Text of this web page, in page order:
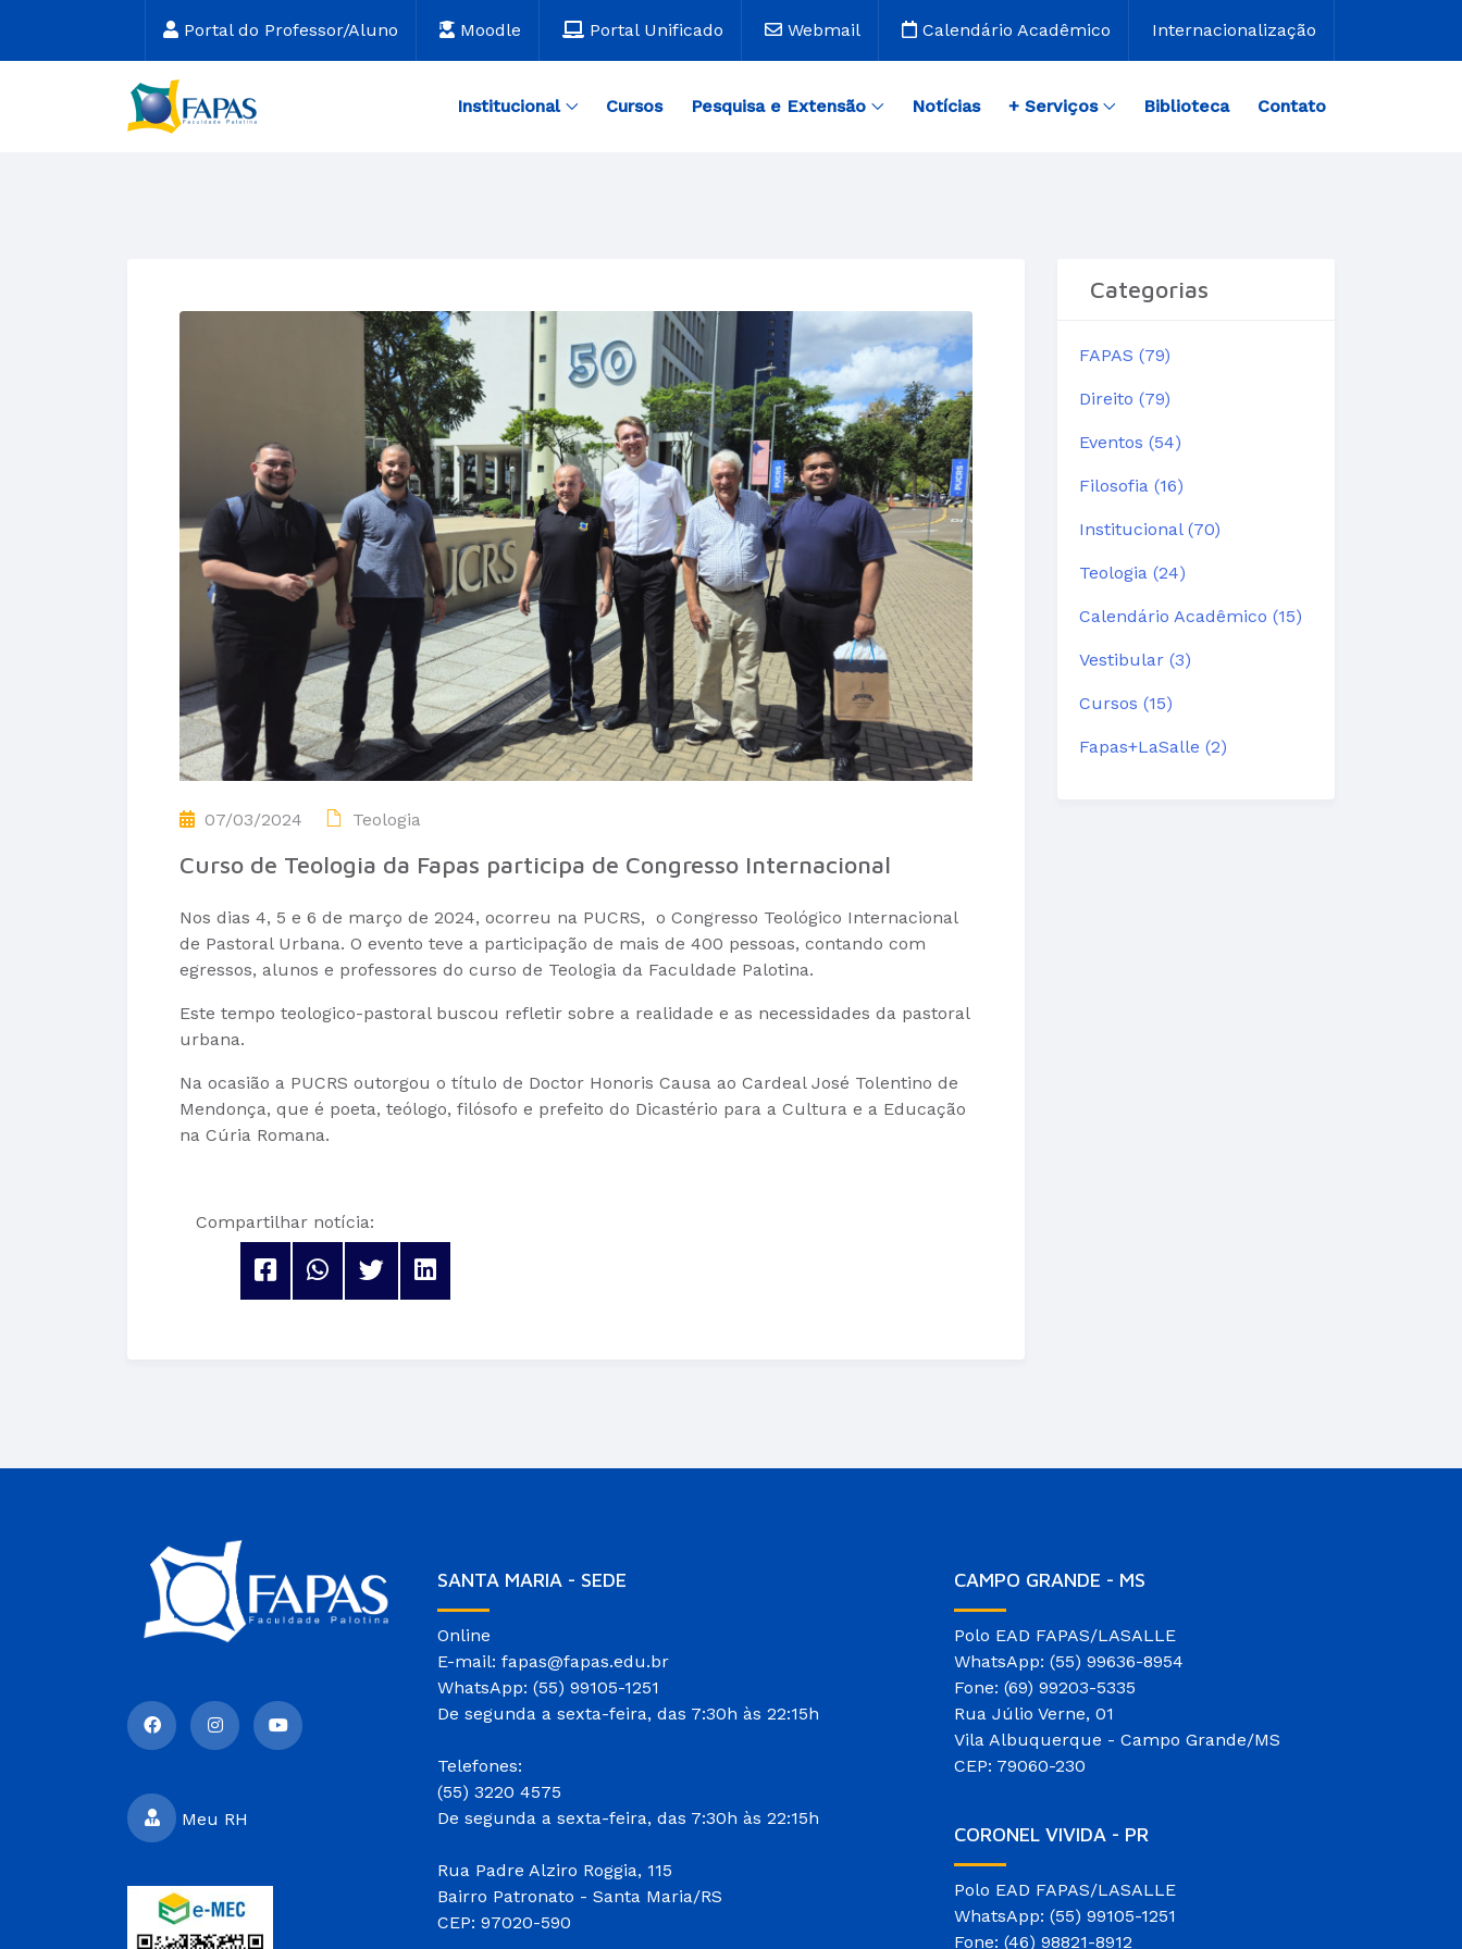
Portal do Professor/Aluno Moodle Portal Unificado Webmail Calendário Acadêmico Internacionalização
Institucional Cursos Pesquisa e Extensão Notícias + Serviços Biblioteca Contato
07/03/2024 Teologia
Curso de Teologia da Fapas participa de Congresso Internacional
Nos dias 4, 5 e 6 de março de 2024, ocorreu na PUCRS, o Congresso Teológico Internacional
de Pastoral Urbana. O evento teve a participação de mais de 400 pessoas, contando com
egressos, alunos e professores do curso de Teologia da Faculdade Palotina.
Este tempo teologico-pastoral buscou refletir sobre a realidade e as necessidades da pastoral
urbana.
Na ocasião a PUCRS outorgou o título de Doctor Honoris Causa ao Cardeal José Tolentino de
Mendonça, que é poeta, teólogo, filósofo e prefeito do Dicastério para a Cultura e a Educação
na Cúria Romana.
Compartilhar notícia:
Categorias
FAPAS (79)
Direito (79)
Eventos (54)
Filosofia (16)
Institucional (70)
Teologia (24)
Calendário Acadêmico (15)
Vestibular (3)
Cursos (15)
Fapas+LaSalle (2)
Meu RH
SANTA MARIA - SEDE
Online
E-mail: fapas@fapas.edu.br
WhatsApp: (55) 99105-1251
De segunda a sexta-feira, das 7:30h às 22:15h
Telefones:
(55) 3220 4575
De segunda a sexta-feira, das 7:30h às 22:15h
Rua Padre Alziro Roggia, 115
Bairro Patronato - Santa Maria/RS
CEP: 97020-590
CAMPO GRANDE - MS
Polo EAD FAPAS/LASALLE
WhatsApp: (55) 99636-8954
Fone: (69) 99203-5335
Rua Júlio Verne, 01
Vila Albuquerque - Campo Grande/MS
CEP: 79060-230
CORONEL VIVIDA - PR
Polo EAD FAPAS/LASALLE
WhatsApp: (55) 99105-1251
Fone: (46) 98821-8912